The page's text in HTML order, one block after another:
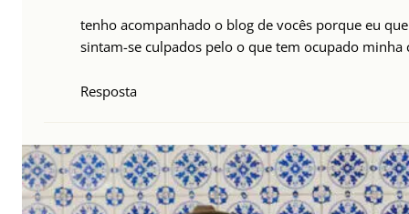
tenho acompanhado o blog de vocês porque eu
sintam-se culpados pelo o que tem ocupado minha
Resposta